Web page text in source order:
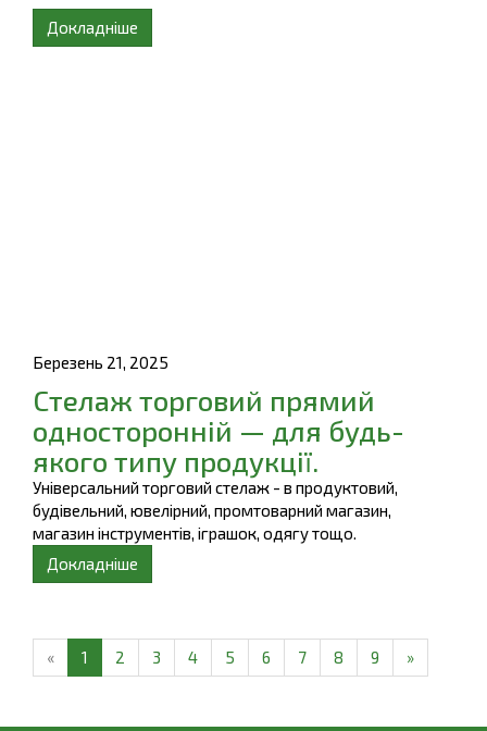
Докладніше
Березень 21, 2025
Стелаж торговий прямий
односторонній — для будь-
якого типу продукції.
Універсальний торговий стелаж - в продуктовий,
будівельний, ювелірний, промтоварний магазин,
магазин інструментів, іграшок, одягу тощо.
Докладніше
« 1 2 3 4 5 6 7 8 9 »